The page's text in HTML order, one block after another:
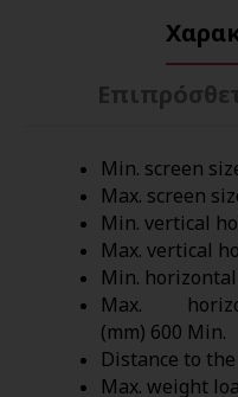
Min. screen
Max. screen
Min. vertical
Max. vertical
Min.
Max.
(mm) 600 Min.
Distance to
Max. weight